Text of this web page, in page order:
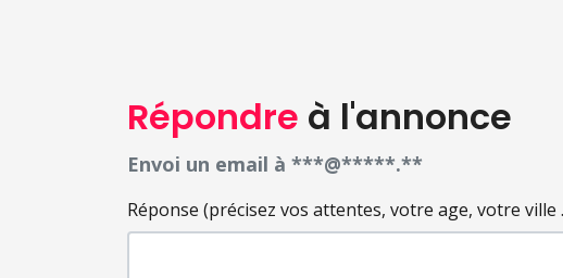
Répondre à l'annonce
Envoi un email à ***@*****.**
Réponse (précisez vos attentes, votre age, votre ville